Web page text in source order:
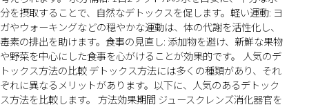
分を摂取することで、自然なデトックスを促します。軽い運動: ヨ
ガやウォーキングなどの穏やかな運動は、体の代謝を活性化し、
毒素の排出を助けます。食事の見直し: 添加物を避け、新鮮な果物
や野菜を中心にした食事を心がけることが効果的です。 人気のデ
トックス方法の比較 デトックス方法には多くの種類があり、それ
ぞれに異なるメリットがあります。以下に、人気のあるデトック
ス方法を比較します。 方法効果期間 ジュースクレンズ消化器官を